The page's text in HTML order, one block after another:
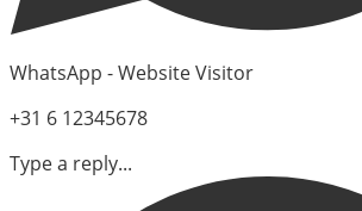
WhatsApp - Website Visitor
+31 6 12345678
Type a reply...